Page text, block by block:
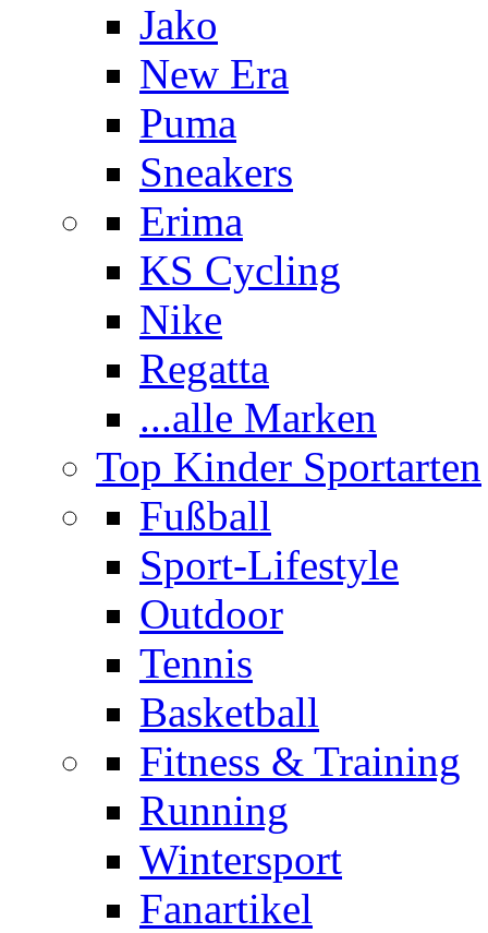
Jako
New Era
Puma
Sneakers
Erima
KS Cycling
Nike
Regatta
...alle Marken
Top Kinder Sportarten
Fußball
Sport-Lifestyle
Outdoor
Tennis
Basketball
Fitness & Training
Running
Wintersport
Fanartikel